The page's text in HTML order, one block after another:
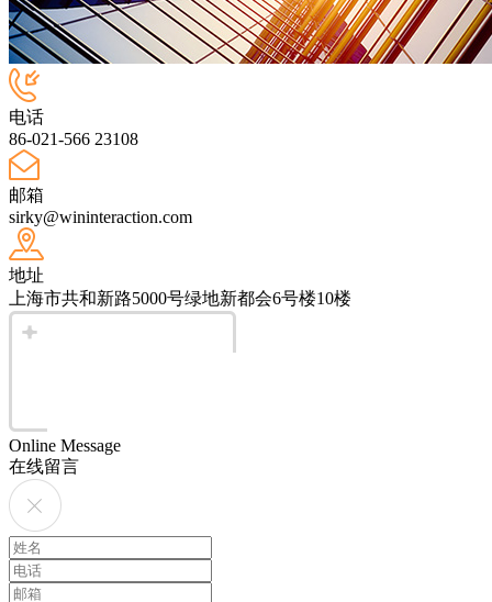
电话
86-021-566 23108
邮箱
sirky@wininteraction.com
地址
上海市共和新路5000号绿地新都会6号楼10楼
Online Message
在线留言